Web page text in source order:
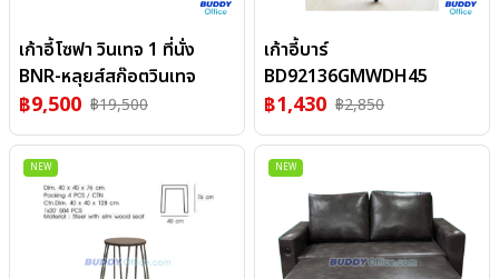
เก้าอี้โซฟา วินเทจ 1 ที่นั่ง
BNR-หลุยส์สก๊อตวินเทจ
฿9,500 ฿19,500
เก้าอี้บาร์
BD92136GMWDH45
฿1,430 ฿2,850
NEW NEW